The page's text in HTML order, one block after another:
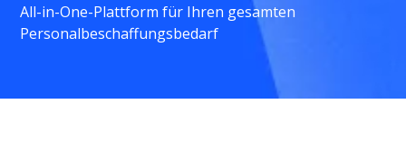
All-in-One-Plattform für Ihren gesamten
Personalbeschaffungsbedarf